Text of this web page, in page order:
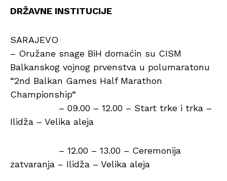
DRŽAVNE INSTITUCIJE
SARAJEVO
– Oružane snage BiH domaćin su CISM
Balkanskog vojnog prvenstva u polumaratonu
“2nd Balkan Games Half Marathon
Championship“
– 09.00 – 12.00 – Start trke i trka –
Ilidža – Velika aleja
– 12.00 – 13.00 – Ceremonija
zatvaranja – Ilidža – Velika aleja